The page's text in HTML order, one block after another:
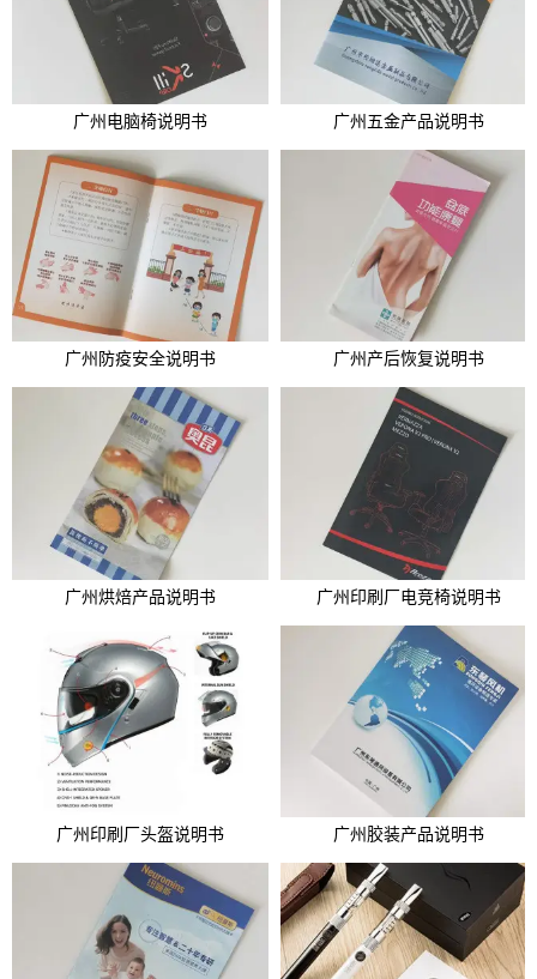
广州电脑椅说明书 广州五金产品说明书
广州防疫安全说明书 广州产后恢复说明书
广州烘焙产品说明书 广州印刷厂电竞椅说明书
广州印刷厂头盔说明书 广州胶装产品说明书